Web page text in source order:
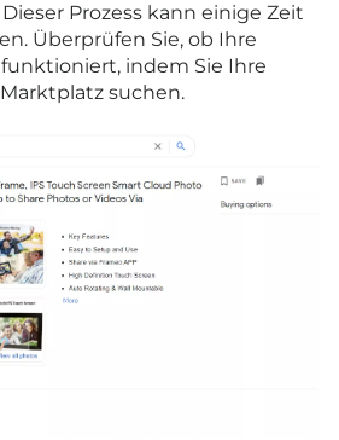
Prozess kann einige Zeit
Überprüfen Sie, ob Ihre
indem Sie Ihre
suchen.